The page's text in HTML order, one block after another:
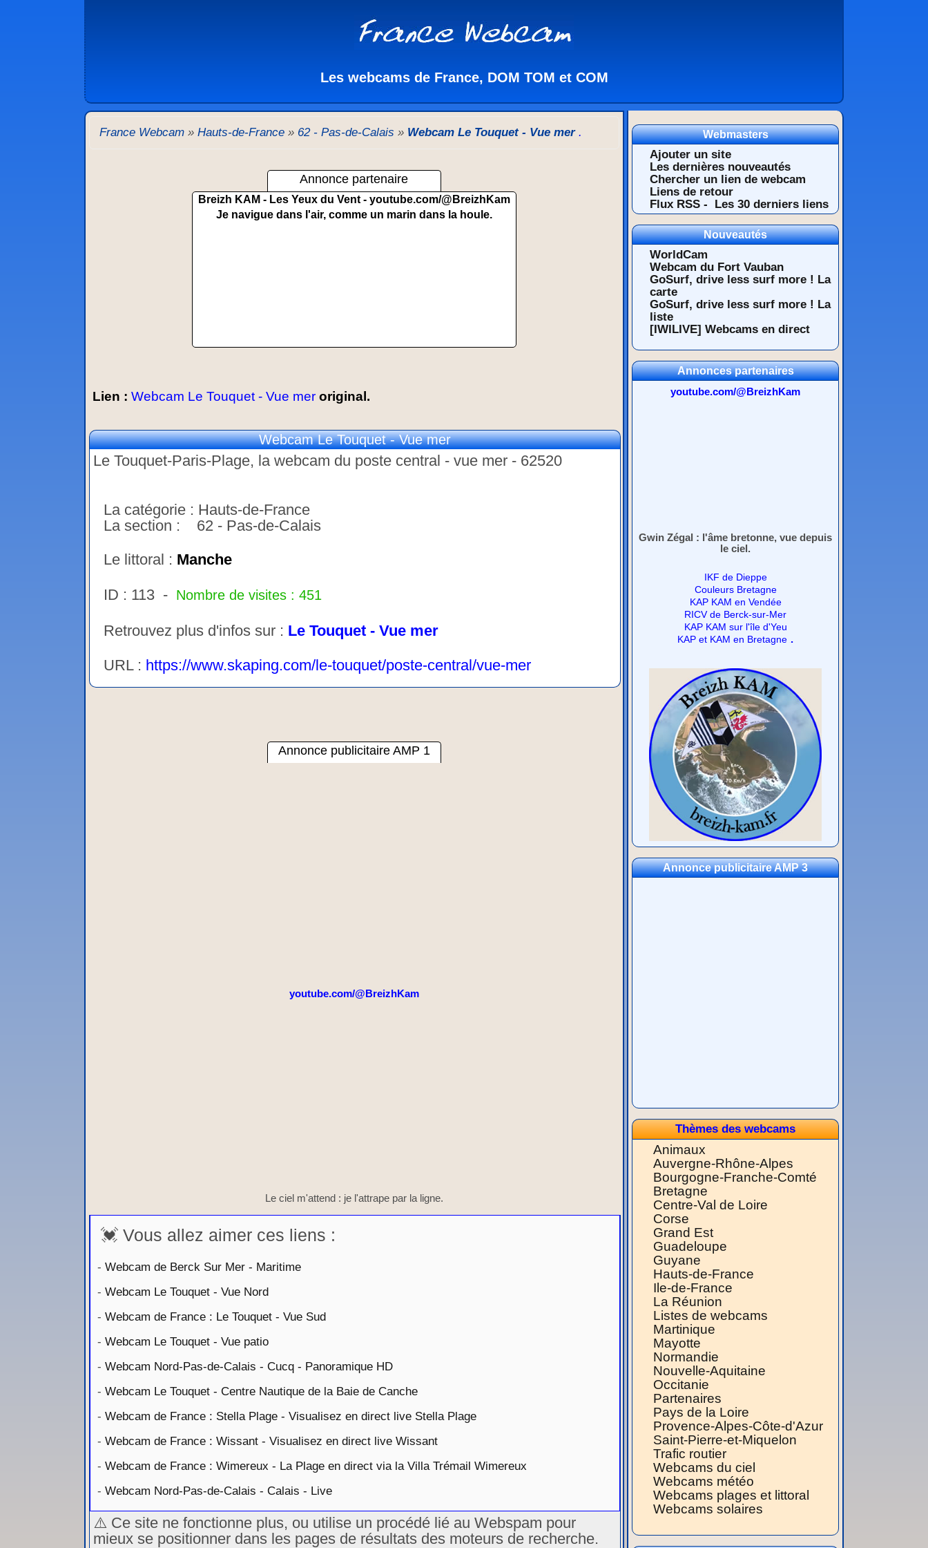
Les webcams de France, DOM TOM et COM
France Webcam » Hauts-de-France » 62 - Pas-de-Calais » Webcam Le Touquet - Vue mer .
Annonce partenaire
Breizh KAM - Les Yeux du Vent - youtube.com/@BreizhKam
Je navigue dans l'air, comme un marin dans la houle.
Lien : Webcam Le Touquet - Vue mer original.
Webcam Le Touquet - Vue mer
Le Touquet-Paris-Plage, la webcam du poste central - vue mer - 62520
La catégorie : Hauts-de-France
La section : 62 - Pas-de-Calais
Le littoral : Manche
ID : 113 - Nombre de visites : 451
Retrouvez plus d'infos sur : Le Touquet - Vue mer
URL : https://www.skaping.com/le-touquet/poste-central/vue-mer
Annonce publicitaire AMP 1
youtube.com/@BreizhKam
Le ciel m'attend : je l'attrape par la ligne.
💓 Vous allez aimer ces liens :
- Webcam de Berck Sur Mer - Maritime
- Webcam Le Touquet - Vue Nord
- Webcam de France : Le Touquet - Vue Sud
- Webcam Le Touquet - Vue patio
- Webcam Nord-Pas-de-Calais - Cucq - Panoramique HD
- Webcam Le Touquet - Centre Nautique de la Baie de Canche
- Webcam de France : Stella Plage - Visualisez en direct live Stella Plage
- Webcam de France : Wissant - Visualisez en direct live Wissant
- Webcam de France : Wimereux - La Plage en direct via la Villa Trémail Wimereux
- Webcam Nord-Pas-de-Calais - Calais - Live
⚠️ Ce site ne fonctionne plus, ou utilise un procédé lié au Webspam pour
mieux se positionner dans les pages de résultats des moteurs de recherche.
Webmasters
Ajouter un site
Les dernières nouveautés
Chercher un lien de webcam
Liens de retour
Flux RSS -
Les 30 derniers liens
Nouveautés
WorldCam
Webcam du Fort Vauban
GoSurf, drive less surf more ! La
carte
GoSurf, drive less surf more ! La
liste
[IWILIVE] Webcams en direct
Annonces partenaires
youtube.com/@BreizhKam
Gwin Zégal : l'âme bretonne, vue depuis
le ciel.
IKF de Dieppe
Couleurs Bretagne
KAP KAM en Vendée
RICV de Berck-sur-Mer
KAP KAM sur l'île d'Yeu
KAP et KAM en Bretagne .
Annonce publicitaire AMP 3
Thèmes des webcams
Animaux
Auvergne-Rhône-Alpes
Bourgogne-Franche-Comté
Bretagne
Centre-Val de Loire
Corse
Grand Est
Guadeloupe
Guyane
Hauts-de-France
Ile-de-France
La Réunion
Listes de webcams
Martinique
Mayotte
Normandie
Nouvelle-Aquitaine
Occitanie
Partenaires
Pays de la Loire
Provence-Alpes-Côte-d'Azur
Saint-Pierre-et-Miquelon
Trafic routier
Webcams du ciel
Webcams météo
Webcams plages et littoral
Webcams solaires